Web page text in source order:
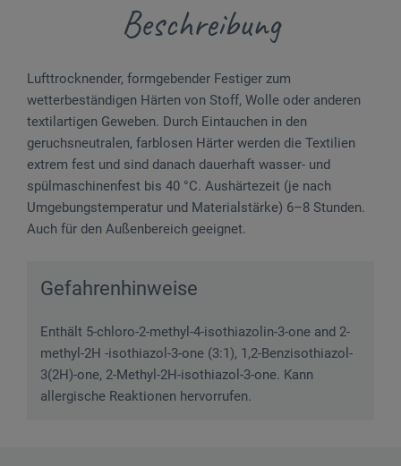
Beschreibung
Lufttrocknender, formgebender Festiger zum
wetterbeständigen Härten von Stoff, Wolle oder anderen
textilartigen Geweben. Durch Eintauchen in den
geruchsneutralen, farblosen Härter werden die Textilien
extrem fest und sind danach dauerhaft wasser- und
spülmaschinenfest bis 40 °C. Aushärtezeit (je nach
Umgebungstemperatur und Materialstärke) 6–8 Stunden.
Auch für den Außenbereich geeignet.
Gefahrenhinweise
Enthält 5-chloro-2-methyl-4-isothiazolin-3-one and 2-
methyl-2H -isothiazol-3-one (3:1), 1,2-Benzisothiazol-
3(2H)-one, 2-Methyl-2H-isothiazol-3-one. Kann
allergische Reaktionen hervorrufen.